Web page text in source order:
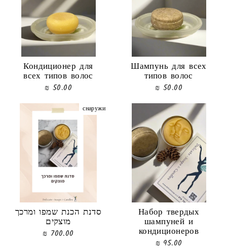
Шампунь для всех
типов волос
50.00 ₪
Кондиционер для
всех типов волос
50.00 ₪
Набор твердых
шампуней и
кондиционеров
95.00 ₪
снаружи
סדנת הכנת שמפו ומרכך
מוצקים
700.00 ₪